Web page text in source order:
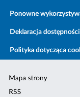
Ponowne
Deklaracja dostępności
Polityka dotycząca
Mapa strony
RSS